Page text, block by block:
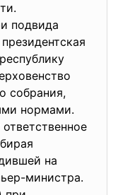
подвида
собрания,
нормами.
на
министра.